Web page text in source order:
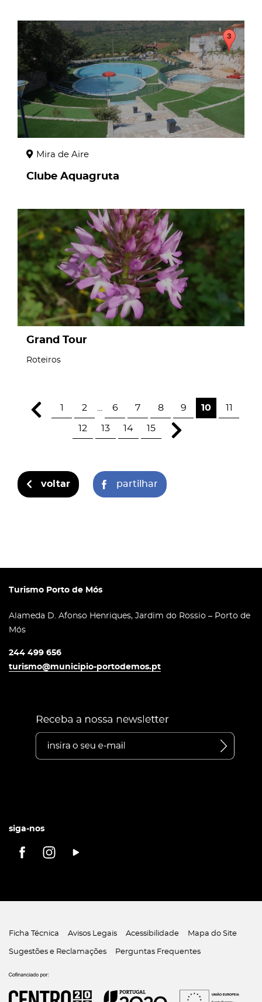
page
Mira de Aire
Clube Aquagruta
page
Grand Tour
Roteiros
1 2 6 7 8 9 10 11
12 13 14 15
voltar partilhar
Turismo Porto de Mós
Alameda D. Afonso Henriques, Jardim do Rossio – Porto de
Mós
244 499 656
turismo@municipio-portodemos.pt
siga-nos
Ficha Técnica Avisos Legais Acessibilidade Mapa do Site
Sugestões e Reclamações Perguntas Frequentes